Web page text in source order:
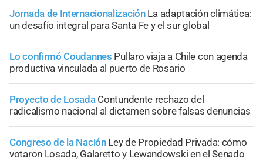
Jornada de Internacionalización La adaptación climática:
un desafío integral para Santa Fe y el sur global
Lo confirmó Coudannes Pullaro viaja a Chile con agenda
productiva vinculada al puerto de Rosario
Proyecto de Losada Contundente rechazo del
radicalismo nacional al dictamen sobre falsas denuncias
Congreso de la Nación Ley de Propiedad Privada: cómo
votaron Losada, Galaretto y Lewandowski en el Senado